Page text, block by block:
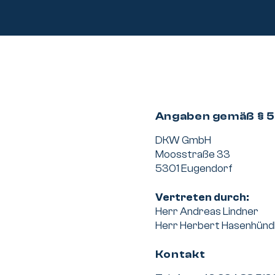
Über uns
PV-Reinigung
Angaben gemäß §
DKW GmbH
Moosstraße 33
5301 Eugendorf
Vertreten durch:
Herr Andreas Lindner
Herr Herbert Hasenhündl
Kontakt